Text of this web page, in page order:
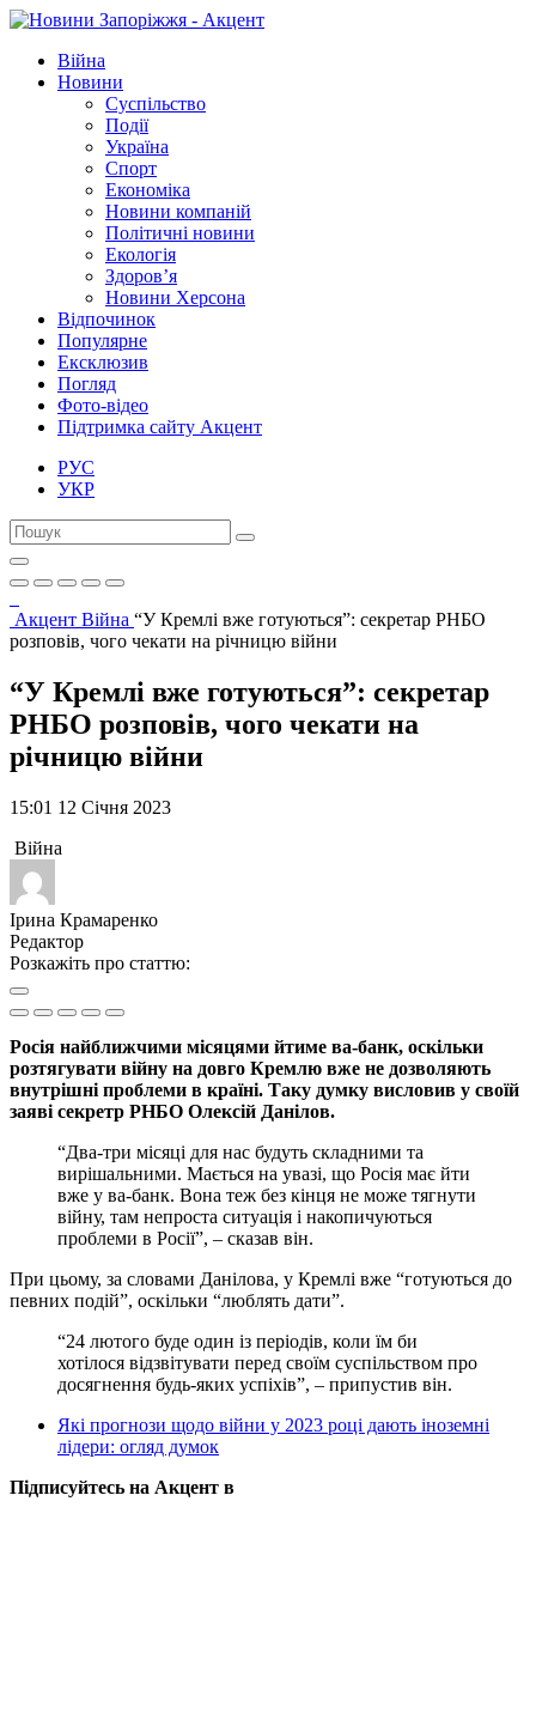
Війна
Новини
Суспільство
Події
Україна
Спорт
Економіка
Новини компаній
Політичні новини
Екологія
Здоров’я
Новини Херсона
Відпочинок
Популярне
Ексклюзив
Погляд
Фото-відео
Підтримка сайту Акцент
РУС
УКР
Акцент Війна “У Кремлі вже готуються”: секретар РНБО
розповів, чого чекати на річницю війни
“У Кремлі вже готуються”: секретар
РНБО розповів, чого чекати на
річницю війни
15:01 12 Січня 2023
Війна
Ірина Крамаренко
Редактор
Розкажіть про статтю:
Росія найближчими місяцями йтиме ва-банк, оскільки
розтягувати війну на довго Кремлю вже не дозволяють
внутрішні проблеми в країні. Таку думку висловив у своїй
заяві секретр РНБО Олексій Данілов.
“Два-три місяці для нас будуть складними та
вирішальними. Мається на увазі, що Росія має йти
вже у ва-банк. Вона теж без кінця не може тягнути
війну, там непроста ситуація і накопичуються
проблеми в Росії”, – сказав він.
При цьому, за словами Данілова, у Кремлі вже “готуються до
певних подій”, оскільки “люблять дати”.
“24 лютого буде один із періодів, коли їм би
хотілося відзвітувати перед своїм суспільством про
досягнення будь-яких успіхів”, – припустив він.
Які прогнози щодо війни у 2023 році дають іноземні
лідери: огляд думок
Підписуйтесь на Акцент в